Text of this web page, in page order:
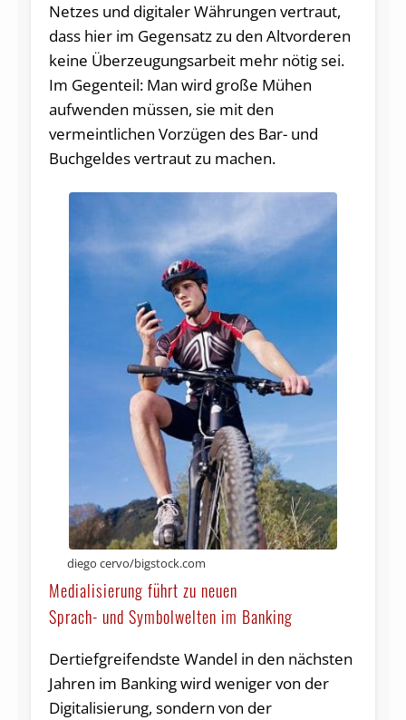
Netzes und digitaler Währungen vertraut,
dass hier im Gegensatz zu den Altvorderen
keine Überzeugungsarbeit mehr nötig sei.
Im Gegenteil: Man wird große Mühen
aufwenden müssen, sie mit den
vermeintlichen Vorzügen des Bar- und
Buchgeldes vertraut zu machen.
diego cervo/bigstock.com
Medialisierung führt zu neuen
Sprach- und Symbolwelten im Banking
Dertiefgreifendste Wandel in den nächsten
Jahren im Banking wird weniger von der
Digitalisierung, sondern von der